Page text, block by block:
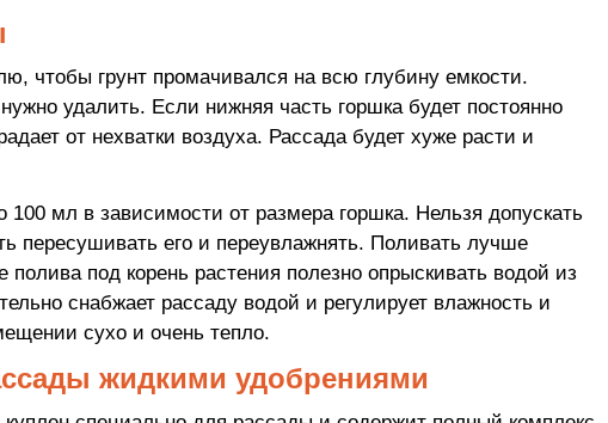
чтобы грунт промачивался на всю глубину емкости.
удалить. Если нижняя часть горшка будет постоянно
от нехватки воздуха. Рассада будет хуже расти и
100 мл в зависимости от размера горшка. Нельзя допускать
пересушивать его и переувлажнять. Поливать лучше
под корень растения полезно опрыскивать водой из
снабжает рассаду водой и регулирует влажность и
сухо и очень тепло.
жидкими удобрениями